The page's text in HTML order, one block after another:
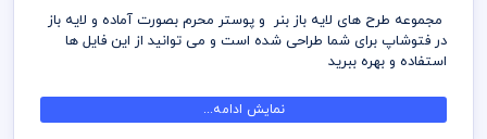
مجموعه طرح های لایه باز بنر و پوستر محرم بصورت آماده و لایه باز
در فتوشاپ برای شما طراحی شده است و می توانید از این فایل ها
استفاده و بهره ببرید
طرح های بنر و پوستر محرم و صفر و جایگاه سن مخصوص هئیت که
جز جدیدترین طرح های موجود است را می توانید از میهن پی اس دی
نمایش ادامه...